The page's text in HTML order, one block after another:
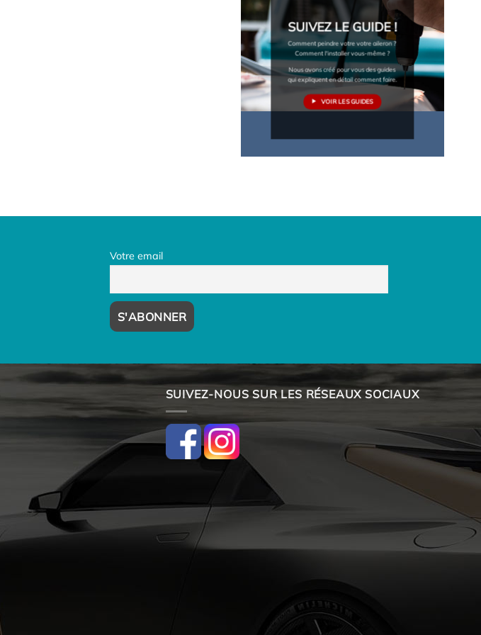
SUIVEZ LE GUIDE !
Comment peindre votre votre aileron ?
Comment l'installer vous-même ?
Nous avons créé pour vous des guides
qui expliquent en détail comment faire.
VOIR LES GUIDES
Votre email
SUIVEZ-NOUS SUR LES RÉSEAUX SOCIAUX